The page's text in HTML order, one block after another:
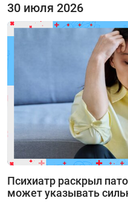
30 июля 2026
Психиатр раскрыл
может указывать